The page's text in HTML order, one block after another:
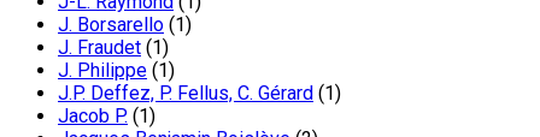
J. Borsarello (1)
J. Fraudet (1)
J. Philippe (1)
J.P. Deffez, P. Fellus, C. Gérard (1)
Jacob P. (1)